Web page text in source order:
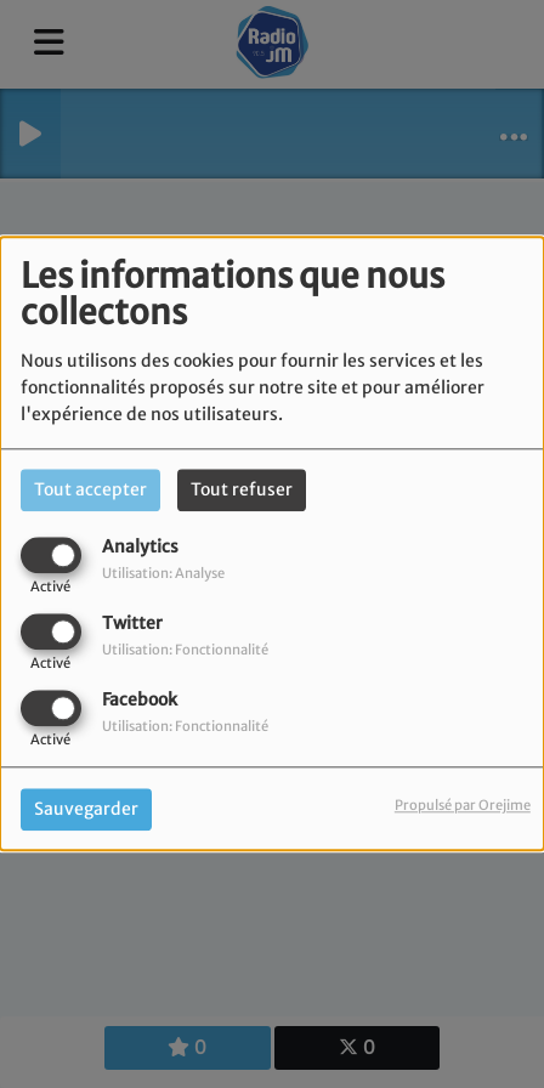
Les informations que nous
collectons
Nous utilisons des cookies pour fournir les services et les
fonctionnalités proposés sur notre site et pour améliorer
l'expérience de nos utilisateurs.
Tout accepter Tout refuser
Analytics
Activé
Utilisation: Analyse
Twitter
Activé
Utilisation: Fonctionnalité
Facebook
Activé
Utilisation: Fonctionnalité
Sauvegarder Propulsé par Orejime
Rav Meïr Attal
0 0
Le Rav Meïr Attal vous présente
meirattal@radiojm.fr